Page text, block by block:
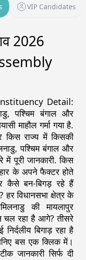
VIP Candidates
2026
Detail:
पश्चिम बंगाल और
माहौल गर्मा गया है.
किस राज्य में किसकी
पश्चिम बंगाल और
में पूरी जानकारी. किस
के अपने फैक्टर होते
कैसे बन-बिगड़ रहे हैं
हर विधानसभा क्षेत्र के
की मायलापुर
चल रहा है आगे? तीसरे
बिगाड़ रहा है
बस एक क्लिक में।
जानकारी सिर्फ दी